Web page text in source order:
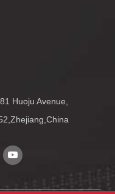
Huoju Avenue,